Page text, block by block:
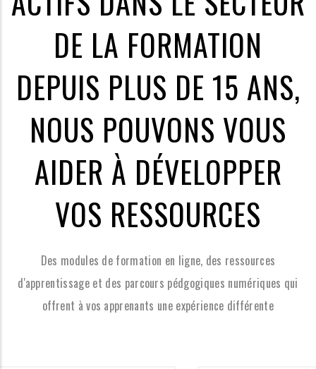
DE LA FORMATION
DEPUIS PLUS DE 15 ANS,
NOUS POUVONS VOUS
AIDER À DÉVELOPPER
VOS RESSOURCES
Des modules de formation en ligne, des ressources
d'apprentissage et des parcours pédgogiques numériques qui
offrent à vos apprenants une expérience différente